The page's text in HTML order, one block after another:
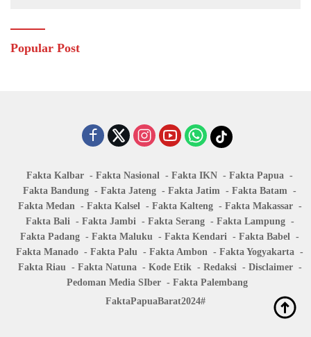
Popular Post
Fakta Kalbar Fakta Nasional Fakta IKN
Fakta Papua
Fakta Bandung
Fakta Jateng Fakta Jatim
Fakta Batam
Fakta Medan
Fakta Kalsel Fakta Kalteng
Fakta Makassar
Fakta Bali
Fakta Jambi Fakta Serang
Fakta Lampung
Fakta Padang
Fakta Maluku Fakta Kendari
Fakta Babel
Fakta Manado
Fakta Palu Fakta Ambon
Fakta Yogyakarta
Fakta Riau
Fakta Natuna Kode Etik Redaksi
Disclaimer
Pedoman Media SIber
Fakta Palembang
FaktaPapuaBarat2024#